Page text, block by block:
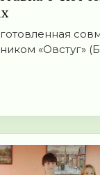
«Овстуг»